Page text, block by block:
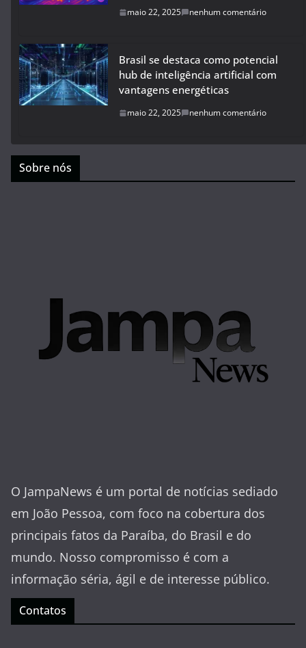
maio 22, 2025 nenhum comentário
Brasil se destaca como potencial
hub de inteligência artificial com
vantagens energéticas
maio 22, 2025 nenhum comentário
Sobre nós
O JampaNews é um portal de notícias sediado
em João Pessoa, com foco na cobertura dos
principais fatos da Paraíba, do Brasil e do
mundo. Nosso compromisso é com a
informação séria, ágil e de interesse público.
Contatos